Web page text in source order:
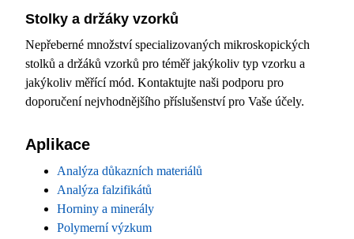
Stolky a držáky vzorků
Nepřeberné množství specializovaných mikroskopických
stolků a držáků vzorků pro téměř jakýkoliv typ vzorku a
jakýkoliv měřící mód. Kontaktujte naši podporu pro
doporučení nejvhodnějšího příslušenství pro Vaše účely.
Aplikace
Analýza důkazních materiálů
Analýza falzifikátů
Horniny a minerály
Polymerní výzkum